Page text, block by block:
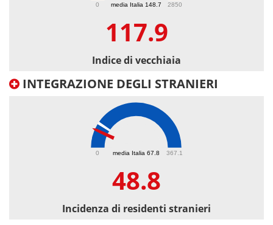
media Italia 148.7
0 2850
117.9
Indice di vecchiaia
INTEGRAZIONE DEGLI STRANIERI
media Italia 67.8
0 367.1
48.8
Incidenza di residenti stranieri